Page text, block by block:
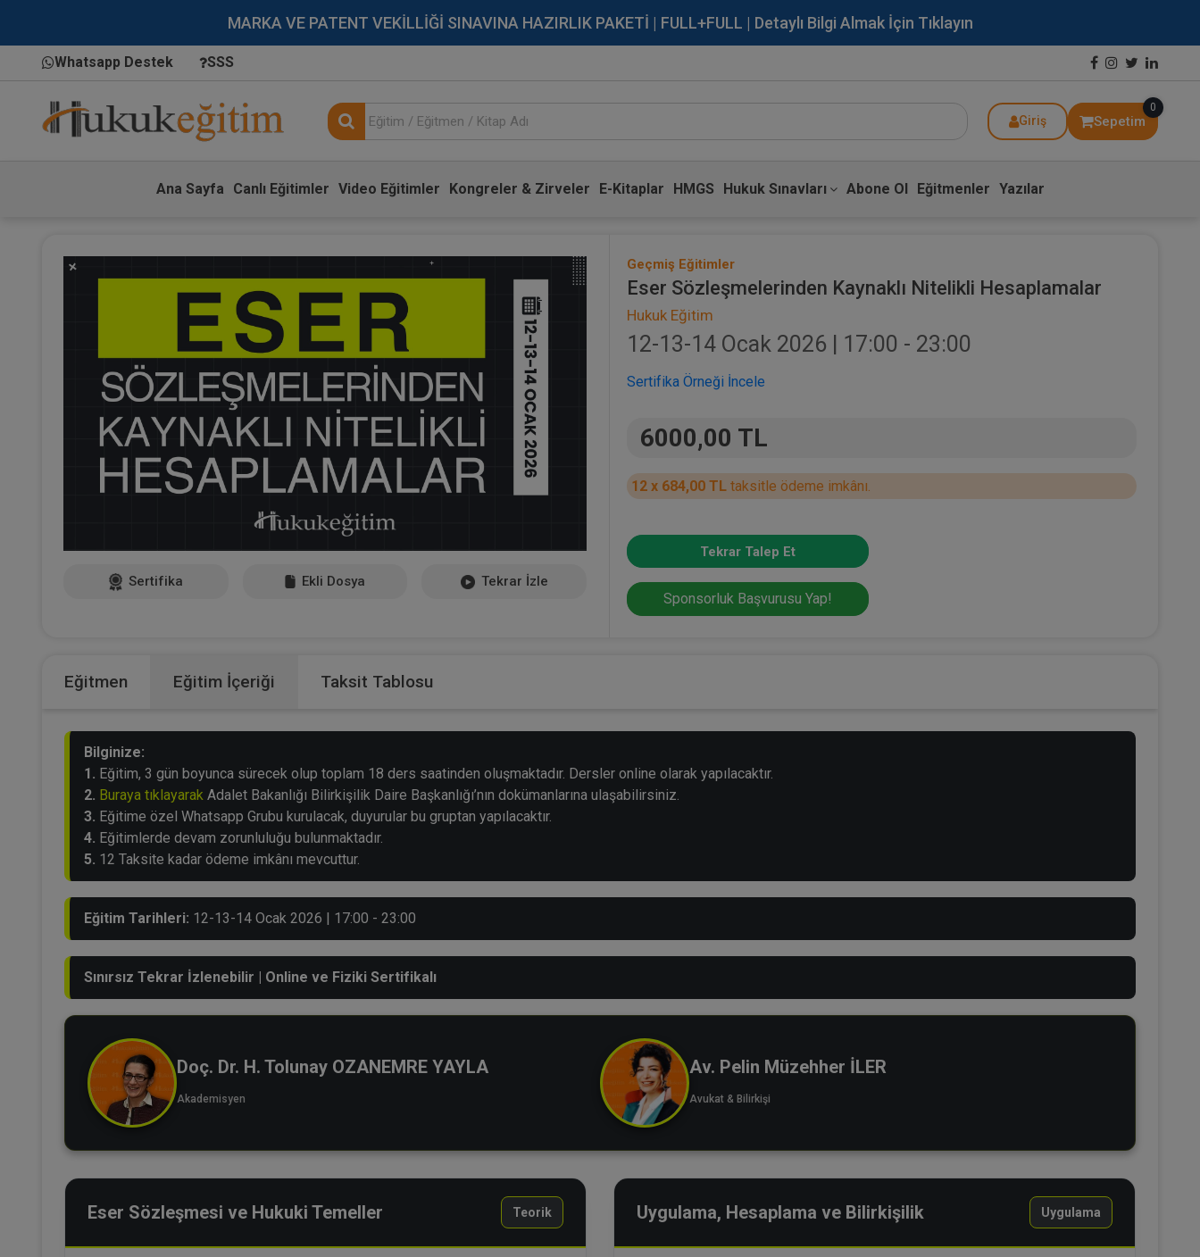
MARKA VE PATENT VEKİLLİĞİ SINAVINA HAZIRLIK PAKETİ | FULL+FULL | Detaylı Bilgi Almak İçin Tıklayın
Whatsapp Destek SSS
Giriş Sepetim
0
Ana Sayfa Canlı Eğitimler Video Eğitimler Kongreler & Zirveler E-Kitaplar HMGS Hukuk Sınavları Abone Ol Eğitmenler Yazılar
Sertifika Ekli Dosya Tekrar İzle
Geçmiş Eğitimler
Eser Sözleşmelerinden Kaynaklı Nitelikli Hesaplamalar
Hukuk Eğitim
12-13-14 Ocak 2026 | 17:00 - 23:00
Sertifika Örneği İncele
6000,00 TL
12 x 684,00 TL taksitle ödeme imkânı.
Tekrar Talep Et
Sponsorluk Başvurusu Yap!
Eğitmen Eğitim İçeriği Taksit Tablosu
Bilginize:
1. Eğitim, 3 gün boyunca sürecek olup toplam 18 ders saatinden oluşmaktadır. Dersler online olarak yapılacaktır.
2. Buraya tıklayarak Adalet Bakanlığı Bilirkişilik Daire Başkanlığı’nın dokümanlarına ulaşabilirsiniz.
3. Eğitime özel Whatsapp Grubu kurulacak, duyurular bu gruptan yapılacaktır.
4. Eğitimlerde devam zorunluluğu bulunmaktadır.
5. 12 Taksite kadar ödeme imkânı mevcuttur.
Eğitim Tarihleri: 12-13-14 Ocak 2026 | 17:00 - 23:00
Sınırsız Tekrar İzlenebilir | Online ve Fiziki Sertifikalı
Doç. Dr. H. Tolunay OZANEMRE YAYLA
Akademisyen
Av. Pelin Müzehher İLER
Avukat & Bilirkişi
Eser Sözleşmesi ve Hukuki Temeller Teorik Uygulama, Hesaplama ve Bilirkişilik Uygulama